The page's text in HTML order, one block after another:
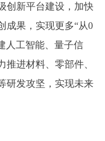
创新平台建设，加快
成果，实现更多“从0
人工智能、量子信
推进材料、零部件、
研发攻坚，实现未来